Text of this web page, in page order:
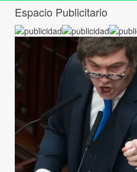
Espacio Publicitario